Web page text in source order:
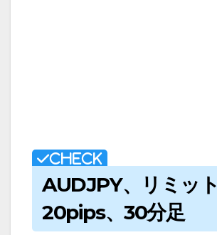
AUDJPY、リミット
20pips、30分足